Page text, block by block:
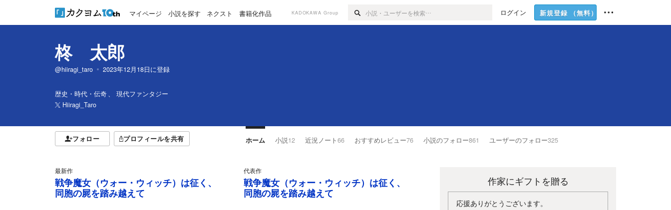
マイページ 小説を探す ネクスト 書籍化作品 KADOKAWA Group ログイン 新規登録 （無料）
柊 太郎
@hiiragi_taro 2023年12月18日に登録
歴史・時代・伝奇
現代ファンタジー
Hiiragi_Taro
フォロー プロフィールを共有 ホーム 小説12 近況ノート66 おすすめレビュー76 小説のフォロー861 ユーザーのフォロー325
最新作
戦争魔女（ウォー・ウィッチ）は征く、
同胞の屍を踏み越えて
代表作
戦争魔女（ウォー・ウィッチ）は征く、
同胞の屍を踏み越えて
作家にギフトを贈る
応援ありがとうございます。